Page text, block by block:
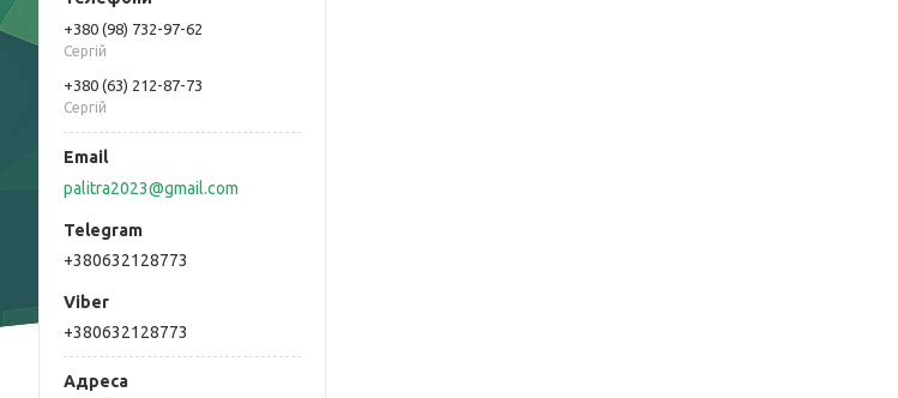
+380 (98) 732-97-62
Сергій
+380 (63) 212-87-73
Сергій
palitra2023@gmail.com
+380632128773
+380632128773